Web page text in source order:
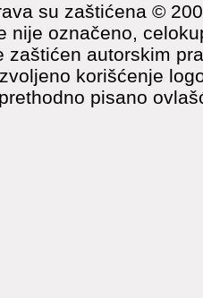
su zaštićena ©
nije označeno,
zaštićen autorskim
korišćenje
pisano